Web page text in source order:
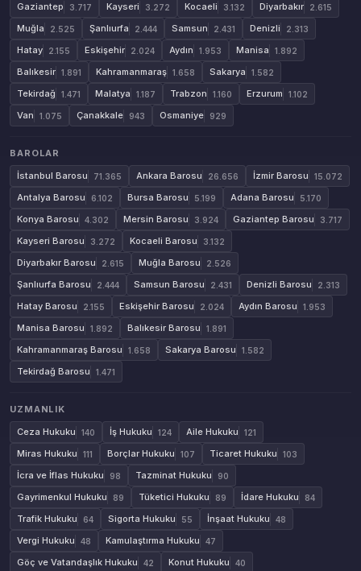
Gaziantep 3.717 Kayseri 3.272 Kocaeli 3.132 Diyarbakır 2.615
Muğla 2.525 Şanlıurfa 2.444 Samsun 2.431 Denizli 2.313
Hatay 2.155 Eskişehir 2.024 Aydın 1.953 Manisa 1.892
Balıkesir 1.891 Kahramanmaraş 1.658 Sakarya 1.582
Tekirdağ 1.471 Malatya 1.187 Trabzon 1.160 Erzurum 1.102
Van 1.075 Çanakkale 943 Osmaniye 929
BAROLAR
İstanbul Barosu
71.365 Ankara Barosu 26.656 İzmir Barosu 15.072
Antalya Barosu 6.102 Bursa Barosu 5.199 Adana Barosu 5.170
Konya Barosu 4.302 Mersin Barosu 3.924 Gaziantep Barosu 3.717
Kayseri Barosu 3.272 Kocaeli Barosu 3.132
Diyarbakır Barosu 2.615 Muğla Barosu 2.526
Şanlıurfa Barosu 2.444 Samsun Barosu 2.431 Denizli Barosu 2.313
Hatay Barosu 2.155 Eskişehir Barosu 2.024 Aydın Barosu 1.953
Manisa Barosu 1.892 Balıkesir Barosu 1.891
Kahramanmaraş Barosu 1.658 Sakarya Barosu 1.582
Tekirdağ Barosu 1.471
UZMANLIK
Ceza Hukuku
140 İş Hukuku 124 Aile Hukuku 121
Miras Hukuku 111 Borçlar Hukuku 107 Ticaret Hukuku 103
İcra ve İflas Hukuku 98 Tazminat Hukuku 90
Gayrimenkul Hukuku 89 Tüketici Hukuku 89 İdare Hukuku 84
Trafik Hukuku 64 Sigorta Hukuku 55 İnşaat Hukuku 48
Vergi Hukuku 48 Kamulaştırma Hukuku 47
Göç ve Vatandaşlık Hukuku 42 Konut Hukuku 40